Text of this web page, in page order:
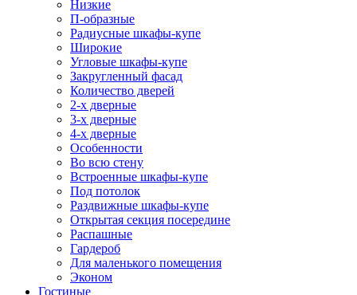
Низкие
П-образные
Радиусные шкафы-купе
Широкие
Угловые шкафы-купе
Закругленный фасад
Количество дверей
2-х дверные
3-х дверные
4-х дверные
Особенности
Во всю стену
Встроенные шкафы-купе
Под потолок
Раздвижные шкафы-купе
Открытая секция посередине
Распашные
Гардероб
Для маленького помещения
Эконом
Гостиные